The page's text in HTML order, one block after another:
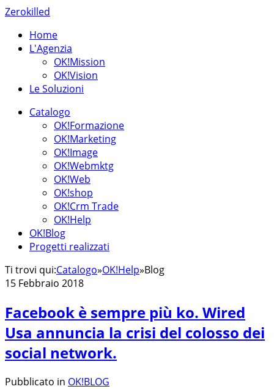
Zerokilled
Home
L'Agenzia
OK!Mission
OK!Vision
Le Soluzioni
Catalogo
OK!Formazione
OK!Marketing
OK!Image
OK!Webmktg
OK!Web
OK!shop
OK!Crm Trade
OK!Help
OK!Blog
Progetti realizzati
Ti trovi qui:Catalogo»OK!Help»Blog
15 Febbraio 2018
Facebook è sempre più ko. Wired
Usa annuncia la crisi del colosso dei
social network.
Pubblicato in OK!BLOG